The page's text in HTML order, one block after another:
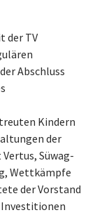
der TV
Abschluss
Kindern
der
Süwag-
Wettkämpfe
der Vorstand